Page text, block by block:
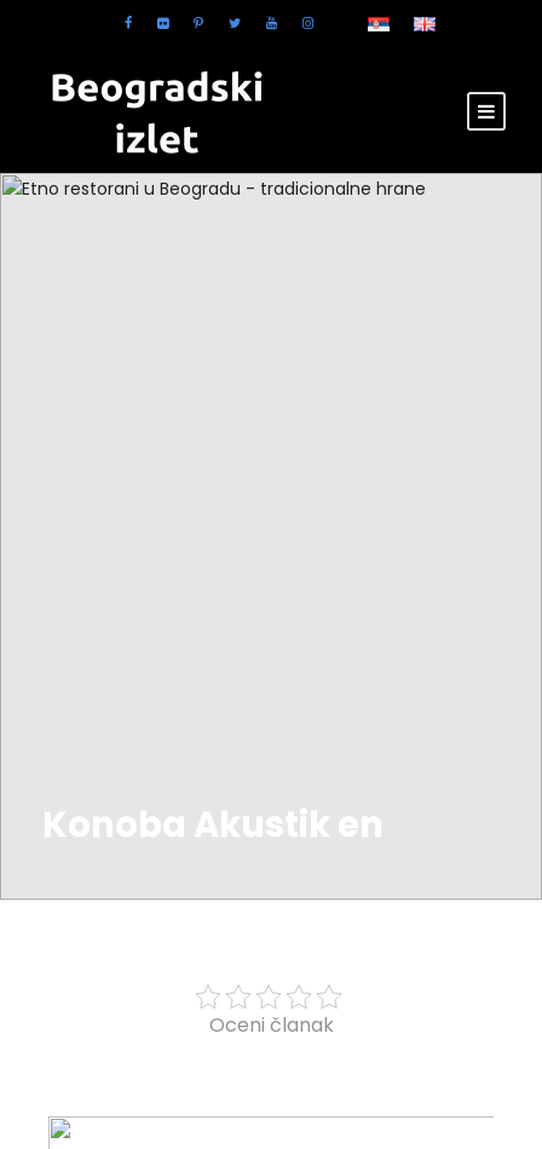
Konoba Akustik en
Oceni članak